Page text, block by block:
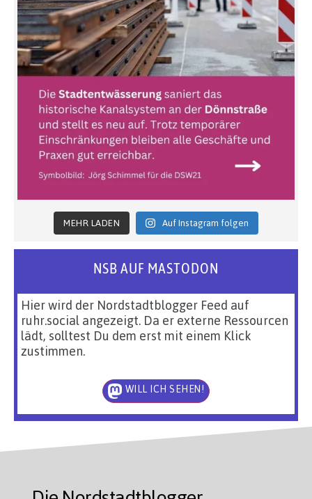
MEHR LADEN Auf Instagram folgen
NSB AUF MASTODON
Hier wird der Nordstadtblogger Feed auf
ruhr.social angezeigt. Da er externe Ressourcen
lädt, solltest Du dem erst mit einem Klick
zustimmen.
WILL ICH SEHEN!